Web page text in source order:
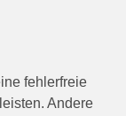
fehlerfreie
Andere